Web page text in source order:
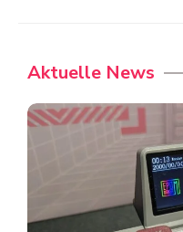
Aktuelle News